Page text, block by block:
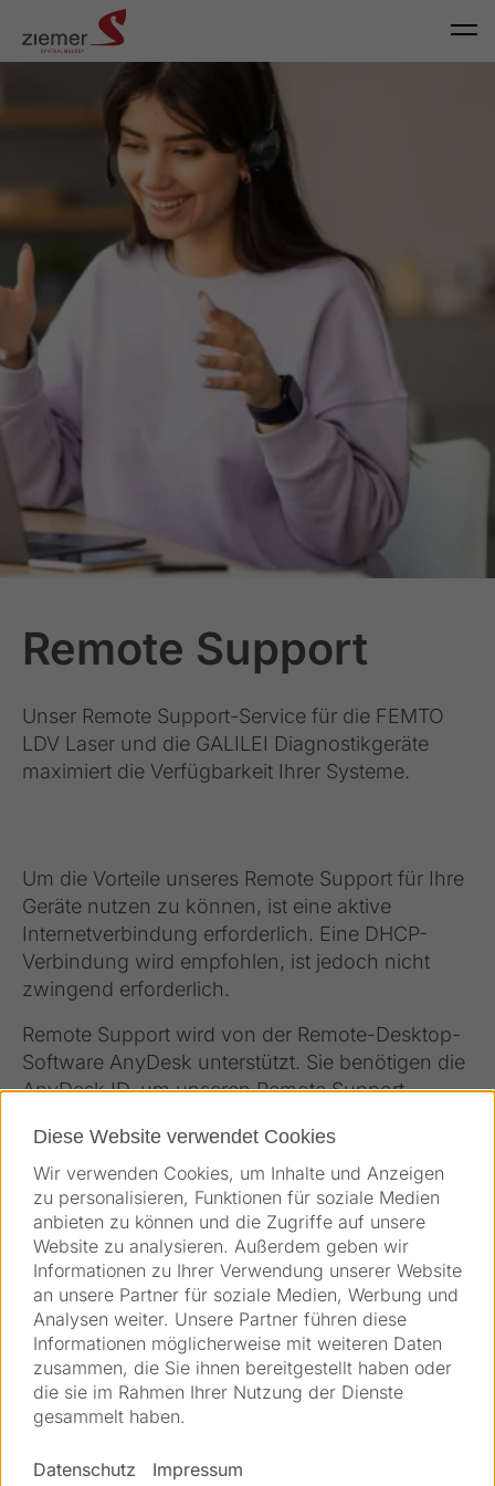
Remote Support
Unser Remote Support-Service für die FEMTO
LDV Laser und die GALILEI Diagnostikgeräte
maximiert die Verfügbarkeit Ihrer Systeme.
Um die Vorteile unseres Remote Support für Ihre
Geräte nutzen zu können, ist eine aktive
Internetverbindung erforderlich. Eine DHCP-
Verbindung wird empfohlen, ist jedoch nicht
zwingend erforderlich.
Remote Support wird von der Remote-Desktop-
Software AnyDesk unterstützt. Sie benötigen die
AnyDesk ID, um unseren Remote Support
Direkteinstieg
Diese Website verwendet Cookies
Wir verwenden Cookies, um Inhalte und Anzeigen
zu personalisieren, Funktionen für soziale Medien
anbieten zu können und die Zugriffe auf unsere
Website zu analysieren. Außerdem geben wir
Informationen zu Ihrer Verwendung unserer Website
an unsere Partner für soziale Medien, Werbung und
Analysen weiter. Unsere Partner führen diese
Informationen möglicherweise mit weiteren Daten
zusammen, die Sie ihnen bereitgestellt haben oder
die sie im Rahmen Ihrer Nutzung der Dienste
gesammelt haben.
Datenschutz Impressum